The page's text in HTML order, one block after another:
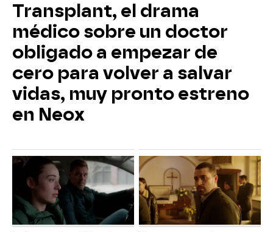
Transplant, el drama
médico sobre un doctor
obligado a empezar de
cero para volver a salvar
vidas, muy pronto estreno
en Neox